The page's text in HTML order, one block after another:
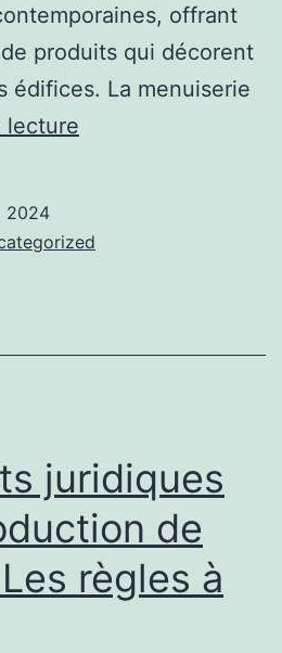
offrant
produits qui décorent
édifices. La menuiserie
lecture
réussir
2024
juridiques
de
règles à